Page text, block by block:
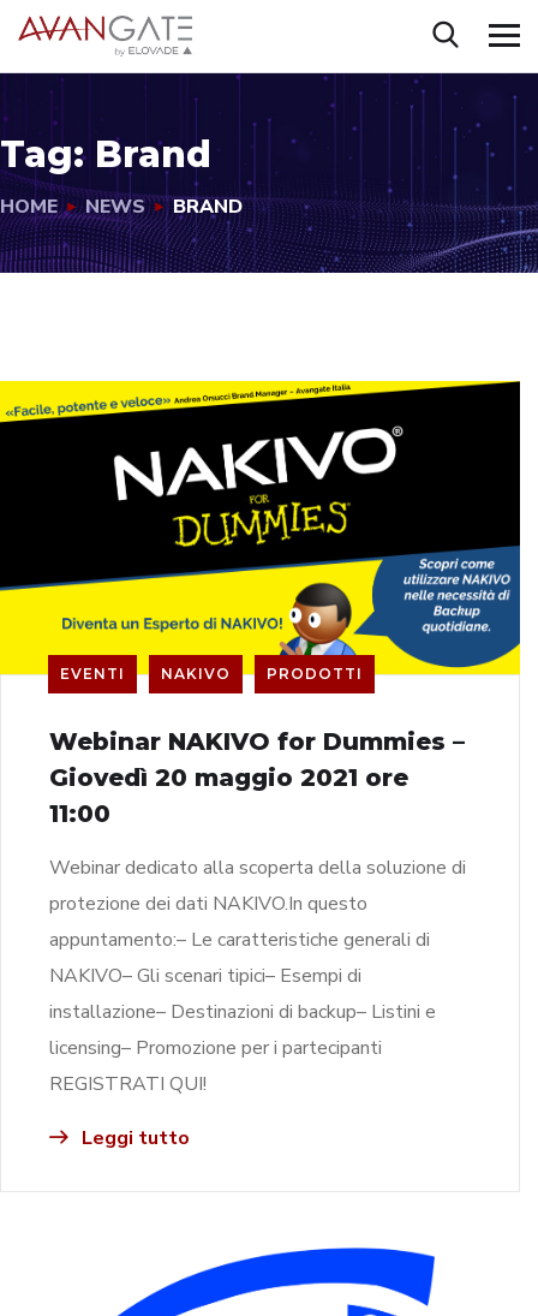
Tag: Brand
HOME NEWS BRAND
EVENTI NAKIVO PRODOTTI
Webinar NAKIVO for Dummies –
Giovedì 20 maggio 2021 ore
11:00
Webinar dedicato alla scoperta della soluzione di
protezione dei dati NAKIVO.In questo
appuntamento:– Le caratteristiche generali di
NAKIVO– Gli scenari tipici– Esempi di
installazione– Destinazioni di backup– Listini e
licensing– Promozione per i partecipanti
REGISTRATI QUI!
Leggi tutto